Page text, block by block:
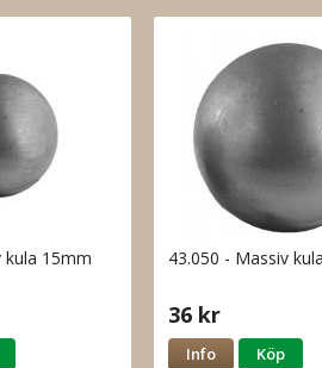
kula 15mm 43.050 - Massiv
36 kr
Info Köp